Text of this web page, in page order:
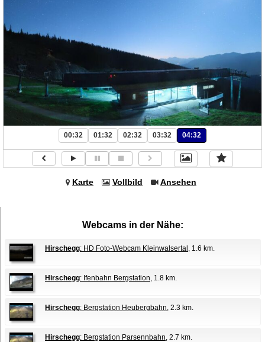
00:32 01:32 02:32 03:32 04:32
Karte Vollbild Ansehen
Webcams in der Nähe:
Hirschegg: HD Foto-Webcam Kleinwalsertal, 1.6 km.
Hirschegg: Ifenbahn Bergstation, 1.8 km.
Hirschegg: Bergstation Heubergbahn, 2.3 km.
Hirschegg: Bergstation Parsennbahn, 2.7 km.